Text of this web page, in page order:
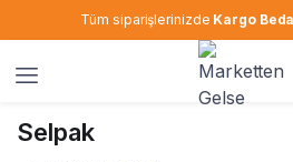
Tüm siparişlerinizde Kargo
Selpak